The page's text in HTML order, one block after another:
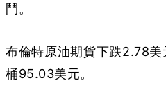
鬥。
布倫特原油期貨下跌2.78
桶95.03美元。